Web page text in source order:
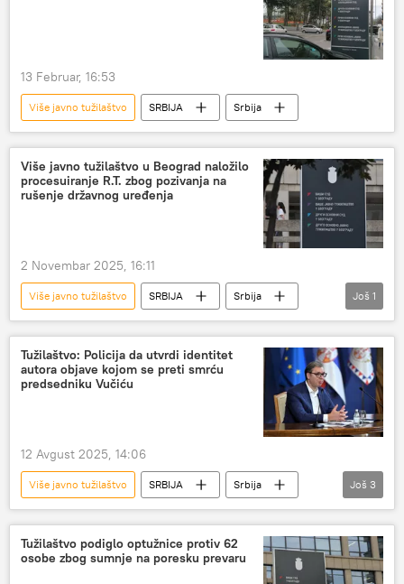
13 Februar, 16:53
Više javno tužilaštvo SRBIJA Srbija
Više javno tužilaštvo u Beograd naložilo
procesuiranje R.T. zbog pozivanja na
rušenje državnog uređenja
2 Novembar 2025, 16:11
Više javno tužilaštvo SRBIJA
Srbija
Srbija – društvo
Još 1
Tužilaštvo: Policija da utvrdi identitet
autora objave kojom se preti smrću
predsedniku Vučiću
12 Avgust 2025, 14:06
Više javno tužilaštvo SRBIJA
Srbija
Srbija – politika
Aleksandar Vučić
Pretnje smrću
Još 3
Tužilaštvo podiglo optužnice protiv 62
osobe zbog sumnje na poresku prevaru